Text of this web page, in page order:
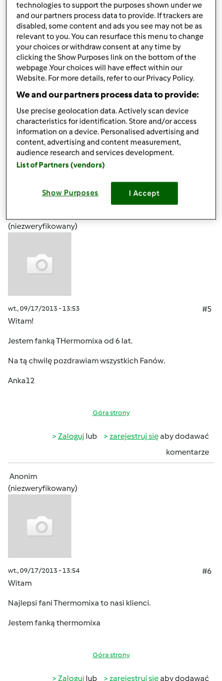
wt., 01/01/2013 - 15:02
wątku wrócę ,ale po forum będę się kręcić
pozdr k
Góra strony
(niezweryfikowany)
wt., 09/17/2013 - 13:53
#5
Witam!
Jestem fanką THermomixa od 6 lat.
Na tą chwilę pozdrawiam wszystkich Fanów.
Anka12
Góra strony
Zaloguj lub zarejestruj sięaby dodawać
komentarze
Anonim
(niezweryfikowany)
wt., 09/17/2013 - 13:54
#6
Witam
Najlepsi fani Thermomixa to nasi klienci.
Jestem fanką thermomixa
Góra strony
Zaloguj lub zarejestruj sięaby dodawać
technologies to support the purposes shown under we
and our partners process data to provide. If trackers are
disabled, some content and ads you see may not be as
relevant to you. You can resurface this menu to change
your choices or withdraw consent at any time by
clicking the Show Purposes link on the bottom of the
webpage .Your choices will have effect within our
Website. For more details, refer to our Privacy Policy.
We and our partners process data to provide:
Use precise geolocation data. Actively scan device
characteristics for identification. Store and/or access
information on a device. Personalised advertising and
content, advertising and content measurement,
audience research and services development.
List of Partners (vendors)
Show Purposes I Accept